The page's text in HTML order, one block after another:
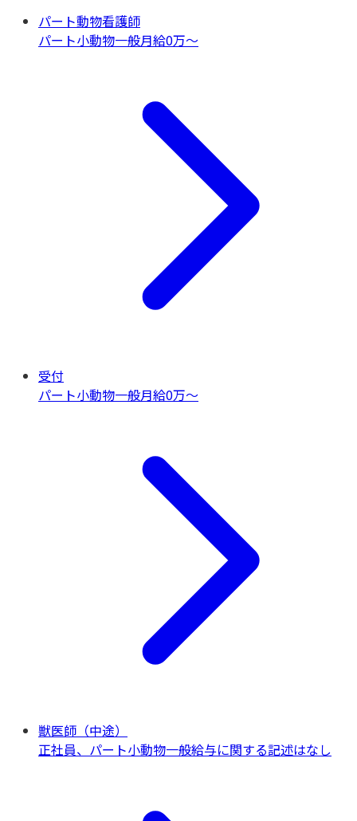
パート動物看護師
パート小動物一般月給0万〜
受付
パート小動物一般月給0万〜
獣医師（中途）
正社員、パート小動物一般給与に関する記述はなし